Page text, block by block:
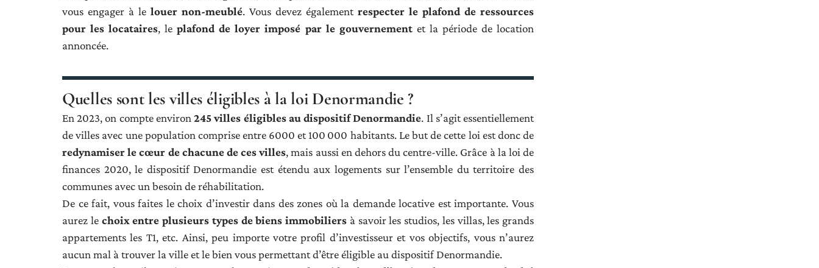
vous engager à le louer non-meublé. Vous devez également respecter le plafond de ressources
pour les locataires, leplafond de loyer imposé par le gouvernementet la période de location
annoncée.
Quelles sont les villes éligibles à la loi Denormandie ?
En 2023, on compte environ245 villes éligibles au dispositif Denormandie. Il s’agit essentiellement
de villes avec une population comprise entre 6000 et 100 000 habitants. Le but de cette loi est donc de
redynamiser le cœur de chacune de ces villes, mais aussi en dehors du centre-ville. Grâce à la loi de
finances 2020, le dispositif Denormandie est étendu aux logements sur l’ensemble du territoire des
communes avec un besoin de réhabilitation.
De ce fait, vous faites le choix d’investir dans des zones où la demande locative est importante. Vous
aurez le choix entre plusieurs types de biens immobiliers à savoir les studios, les villas, les grands
appartements les T1, etc. Ainsi, peu importe votre profil d’investisseur et vos objectifs, vous n’aurez
aucun mal à trouver la ville et le bien vous permettant d’être éligible au dispositif Denormandie.